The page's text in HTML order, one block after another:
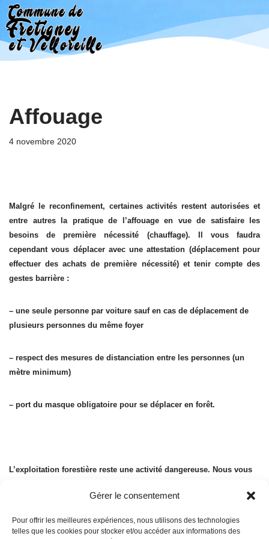
Gérer le consentement
Pour offrir les meilleures expériences, nous utilisons des technologies
telles que les cookies pour stocker et/ou accéder aux informations des
Aller
au
contenu
Affouage
4 novembre 2020
Malgré le reconfinement, certaines activités restent autorisées et
entre autres la pratique de l’affouage en vue de satisfaire les
besoins de première nécessité (chauffage). Il vous faudra
cependant vous déplacer avec une attestation (déplacement pour
effectuer des achats de première nécessité) et tenir compte des
gestes barrière :
– une seule personne par voiture sauf en cas de déplacement de
plusieurs personnes du même foyer
– respect des mesures de distanciation entre les personnes (un
mètre minimum)
– port du masque obligatoire pour se déplacer en forêt.
L’exploitation forestière reste une activité dangereuse. Nous vous
et ne pas aller seul en forêt pour faire l’affouage afin d’éviter autant
hôpitaux. Merci de votre compréhension.